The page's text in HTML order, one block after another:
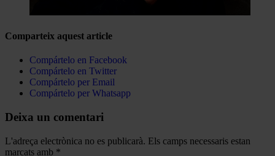
Comparteix aquest article
Compártelo en Facebook
Compártelo en Twitter
Compártelo per Email
Compártelo per Whatsapp
Deixa un comentari
L'adreça electrònica no es publicarà. Els camps necessaris estan
marcats amb *